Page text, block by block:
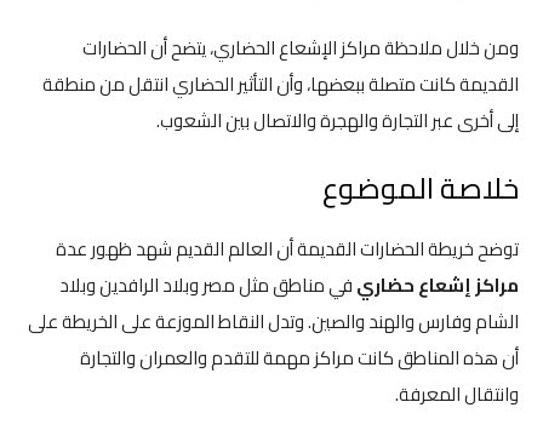
ومن خلال ملاحظة مراكز الإشعاع الحضاري، يتضح أن الحضارات
القديمة كانت متصلة ببعضها، وأن التأثير الحضاري انتقل من منطقة
إلى أخرى عبر التجارة والهجرة والاتصال بين الشعوب.
خلاصة الموضوع
توضح خريطة الحضارات القديمة أن العالم القديم شهد ظهور عدة
مراكز إشعاع حضاريفي مناطق مثل مصر وبلاد الرافدين وبلاد
الشام وفارس والهند والصين. وتدل النقاط الموزعة على الخريطة على
أن هذه المناطق كانت مراكز مهمة للتقدم والعمران والتجارة
وانتقال المعرفة.